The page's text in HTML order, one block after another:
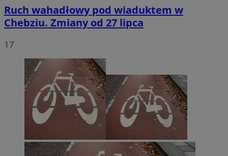
Ruch wahadłowy pod wiaduktem w
Chebziu. Zmiany od 27 lipca
17